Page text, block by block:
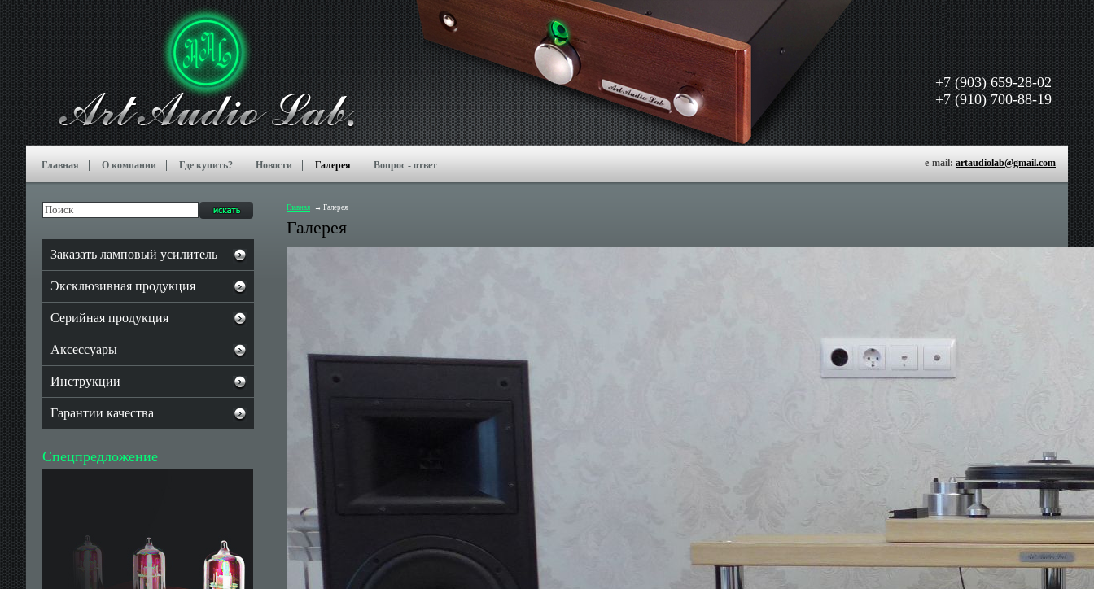
+7 (903) 659-28-02
+7 (910) 700-88-19
Главная О компании Где купить? Новости Галерея Вопрос - ответ e-mail: artaudiolab@gmail.com
Главная Галерея
Галерея
Заказать ламповый усилитель
Эксклюзивная продукция
Серийная продукция
Аксессуары
Инструкции
Гарантии качества
Спецпредложение